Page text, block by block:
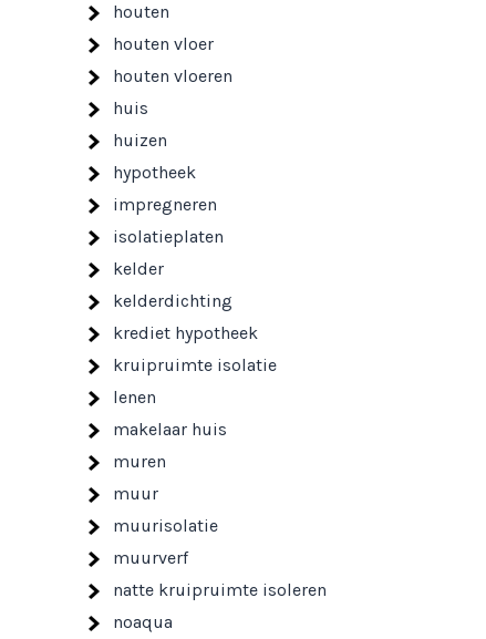
houten
houten vloer
houten vloeren
huis
huizen
hypotheek
impregneren
isolatieplaten
kelder
kelderdichting
krediet hypotheek
kruipruimte isolatie
lenen
makelaar huis
muren
muur
muurisolatie
muurverf
natte kruipruimte isoleren
noaqua